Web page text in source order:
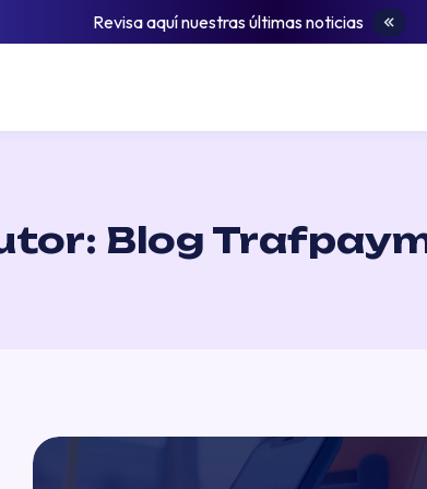
Revisa aquí nuestras últimas noticias
Blog